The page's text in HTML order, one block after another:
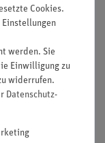
Cookies.
werden. Sie
Einwilligung zu
widerrufen.
Daten­schutz­